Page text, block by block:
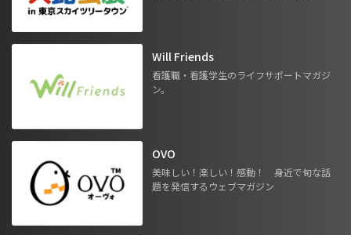
Will Friends
看護職・看護学生のライフサポートマガジ
ン。
OVO
美味しい！楽しい！感動！ 身近で旬な話
題を発信するウェブマガジン